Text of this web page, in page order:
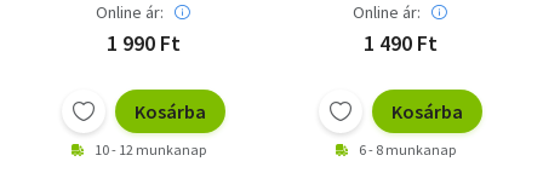
Online ár:
1 990 Ft
Kosárba
10 - 12 munkanap
Online ár:
1 490 Ft
Kosárba
6 - 8 munkanap